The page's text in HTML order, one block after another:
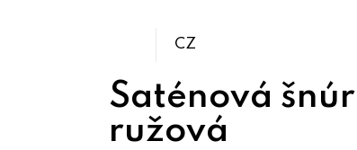
Saténová
ružová
CZ